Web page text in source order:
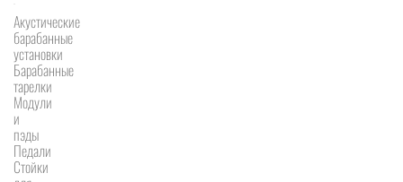
Акустические
барабанные
установки
Барабанные
тарелки
Модули
и
пэды
Педали
Стойки